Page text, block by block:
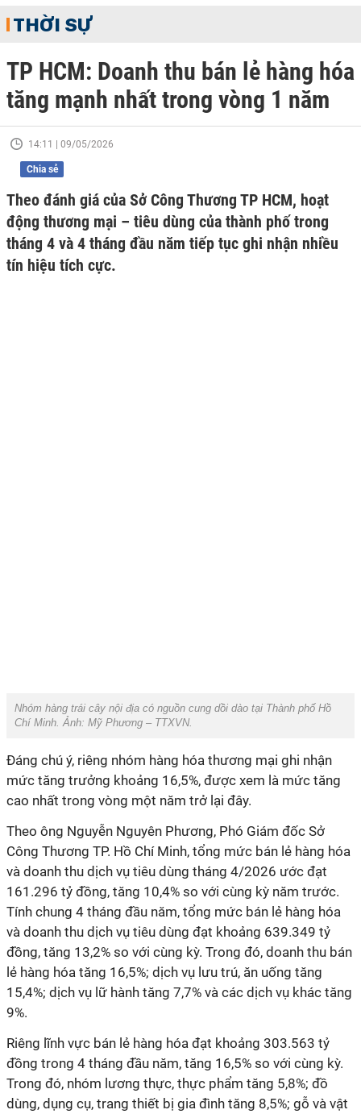
THỜI SỰ
TP HCM: Doanh thu bán lẻ hàng hóa
tăng mạnh nhất trong vòng 1 năm
14:11 | 09/05/2026
Chia sẻ
Theo đánh giá của Sở Công Thương TP HCM, hoạt
động thương mại – tiêu dùng của thành phố trong
tháng 4 và 4 tháng đầu năm tiếp tục ghi nhận nhiều
tín hiệu tích cực.
Nhóm hàng trái cây nội địa có nguồn cung dồi dào tại Thành phố Hồ
Chí Minh. Ảnh: Mỹ Phương – TTXVN.
Đáng chú ý, riêng nhóm hàng hóa thương mại ghi nhận
mức tăng trưởng khoảng 16,5%, được xem là mức tăng
cao nhất trong vòng một năm trở lại đây.
Theo ông Nguyễn Nguyên Phương, Phó Giám đốc Sở
Công Thương TP. Hồ Chí Minh, tổng mức bán lẻ hàng hóa
và doanh thu dịch vụ tiêu dùng tháng 4/2026 ước đạt
161.296 tỷ đồng, tăng 10,4% so với cùng kỳ năm trước.
Tính chung 4 tháng đầu năm, tổng mức bán lẻ hàng hóa
và doanh thu dịch vụ tiêu dùng đạt khoảng 639.349 tỷ
đồng, tăng 13,2% so với cùng kỳ. Trong đó, doanh thu bán
lẻ hàng hóa tăng 16,5%; dịch vụ lưu trú, ăn uống tăng
15,4%; dịch vụ lữ hành tăng 7,7% và các dịch vụ khác tăng
9%.
Riêng lĩnh vực bán lẻ hàng hóa đạt khoảng 303.563 tỷ
đồng trong 4 tháng đầu năm, tăng 16,5% so với cùng kỳ.
Trong đó, nhóm lương thực, thực phẩm tăng 5,8%; đồ
dùng, dụng cụ, trang thiết bị gia đình tăng 8,5%; gỗ và vật